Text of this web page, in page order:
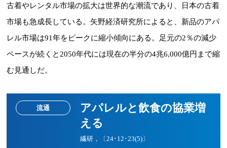
古着やレンタル市場の拡大は世界的な潮流であり、日本の古着
市場も急成長している。矢野経済研究所によると、新品のアパ
レル市場は91年をピークに縮小傾向にある。足元の2％の減少
ペースが続くと2050年代には現在の半分の4兆6,000億円まで縮
む見通しだ。
流通
アパレルと飲食の協業増
える
繊研，〔24･12･23(5)〕